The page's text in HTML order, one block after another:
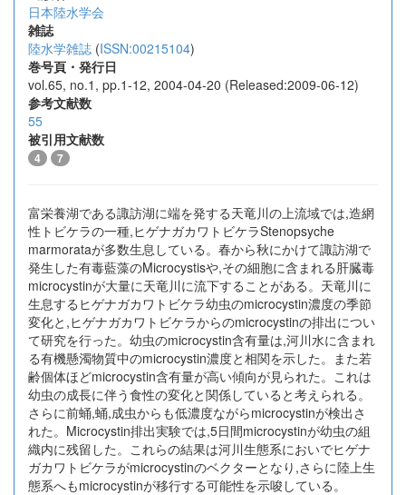
日本陸水学会
雑誌
陸水学雑誌 (ISSN:00215104)
巻号頁・発行日
vol.65, no.1, pp.1-12, 2004-04-20 (Released:2009-06-12)
参考文献数
55
被引用文献数
4 7
富栄養湖である諏訪湖に端を発する天竜川の上流域では,造網
性トビケラの一種,ヒゲナガカワトビケラStenopsyche
marmorataが多数生息している。春から秋にかけて諏訪湖で
発生した有毒藍藻のMicrocystisや,その細胞に含まれる肝臓毒
microcystinが大量に天竜川に流下することがある。天竜川に
生息するヒゲナガカワトビケラ幼虫のmicrocystin濃度の季節
変化と,ヒゲナガカワトビケラからのmicrocystinの排出につい
て研究を行った。幼虫のmicrocystin含有量は,河川水に含まれ
る有機懸濁物質中のmicrocystin濃度と相関を示した。また若
齢個体ほどmicrocystin含有量が高い傾向が見られた。これは
幼虫の成長に伴う食性の変化と関係していると考えられる。
さらに前蛹,蛹,成虫からも低濃度ながらmicrocystinが検出さ
れた。Microcystin排出実験では,5日間microcystinが幼虫の組
織内に残留した。これらの結果は河川生態系においでヒゲナ
ガカワトビケラがmicrocystinのベクターとなり,さらに陸上生
態系へもmicrocystinが移行する可能性を示唆している。